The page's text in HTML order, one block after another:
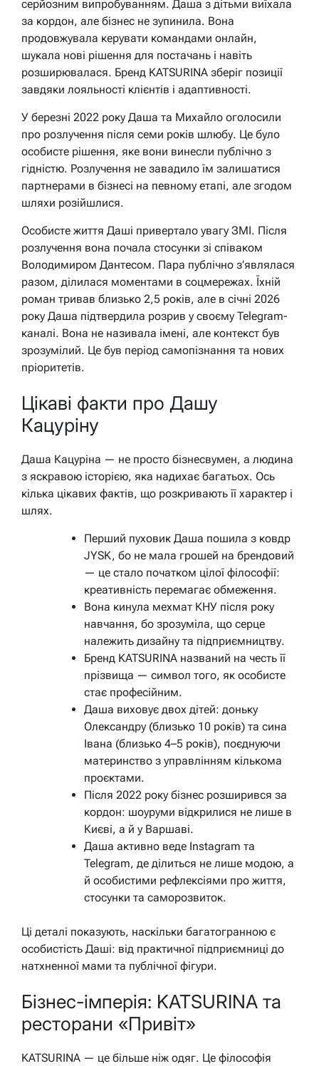
серйозним випробуванням. Даша з дітьми виїхала
за кордон, але бізнес не зупинила. Вона
продовжувала керувати командами онлайн,
шукала нові рішення для постачань і навіть
розширювалася. Бренд KATSURINA зберіг позиції
завдяки лояльності клієнтів і адаптивності.
У березні 2022 року Даша та Михайло оголосили
про розлучення після семи років шлюбу. Це було
особисте рішення, яке вони винесли публічно з
гідністю. Розлучення не завадило їм залишатися
партнерами в бізнесі на певному етапі, але згодом
шляхи розійшлися.
Особисте життя Даші привертало увагу ЗМІ. Після
розлучення вона почала стосунки зі співаком
Володимиром Дантесом. Пара публічно з’являлася
разом, ділилася моментами в соцмережах. Їхній
роман тривав близько 2,5 років, але в січні 2026
року Даша підтвердила розрив у своєму Telegram-
каналі. Вона не називала імені, але контекст був
зрозумілий. Це був період самопізнання та нових
пріоритетів.
Цікаві факти про Дашу
Кацуріну
Даша Кацуріна — не просто бізнесвумен, а людина
з яскравою історією, яка надихає багатьох. Ось
кілька цікавих фактів, що розкривають її характер і
шлях.
Перший пуховик Даша пошила з ковдр
JYSK, бо не мала грошей на брендовий
— це стало початком цілої філософії:
креативність перемагає обмеження.
Вона кинула мехмат КНУ після року
навчання, бо зрозуміла, що серце
належить дизайну та підприємництву.
Бренд KATSURINA названий на честь її
прізвища — символ того, як особисте
стає професійним.
Даша виховує двох дітей: доньку
Олександру (близько 10 років) та сина
Івана (близько 4–5 років), поєднуючи
материнство з управлінням кількома
проєктами.
Після 2022 року бізнес розширився за
кордон: шоуруми відкрилися не лише в
Києві, а й у Варшаві.
Даша активно веде Instagram та
Telegram, де ділиться не лише модою, а
й особистими рефлексіями про життя,
стосунки та саморозвиток.
Ці деталі показують, наскільки багатогранною є
особистість Даші: від практичної підприємниці до
натхненної мами та публічної фігури.
Бізнес-імперія: KATSURINA та
ресторани «Привіт»
KATSURINA — це більше ніж одяг. Це філософія